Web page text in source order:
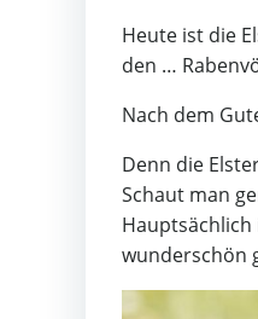
Heute ist die
den …
Nach dem
Denn die
Schaut man
wunderschön